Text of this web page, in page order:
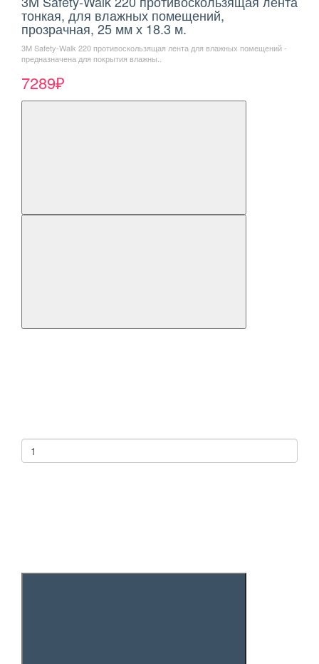
тонкая, для влажных помещений,
прозрачная, 25 мм х 18.3 м.
3M Safety-Walk 220 противоскользящая лента для влажных помещений -
предназначена для покрытия влажны..
7289₽